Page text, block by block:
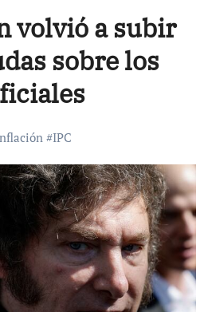
volvió a subir
sobre los
#IPC